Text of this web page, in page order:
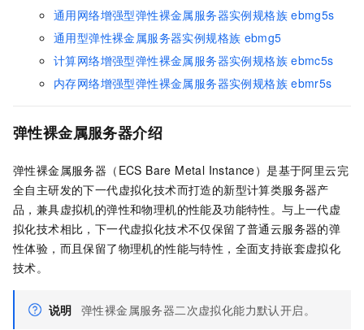
通用网络增强型弹性裸金属服务器实例规格族 ebmg5s
通用型弹性裸金属服务器实例规格族 ebmg5
计算网络增强型弹性裸金属服务器实例规格族 ebmc5s
内存网络增强型弹性裸金属服务器实例规格族 ebmr5s
弹性裸金属服务器介绍
弹性裸金属服务器（ECS Bare Metal Instance）是基于阿里云完
全自主研发的下一代虚拟化技术而打造的新型计算类服务器产
品，兼具虚拟机的弹性和物理机的性能及功能特性。与上一代虚
拟化技术相比，下一代虚拟化技术不仅保留了普通云服务器的弹
性体验，而且保留了物理机的性能与特性，全面支持嵌套虚拟化
技术。
说明 弹性裸金属服务器二次虚拟化能力默认开启。